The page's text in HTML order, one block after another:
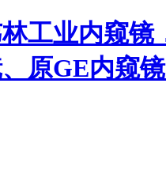
工业内窥
原GE内窥